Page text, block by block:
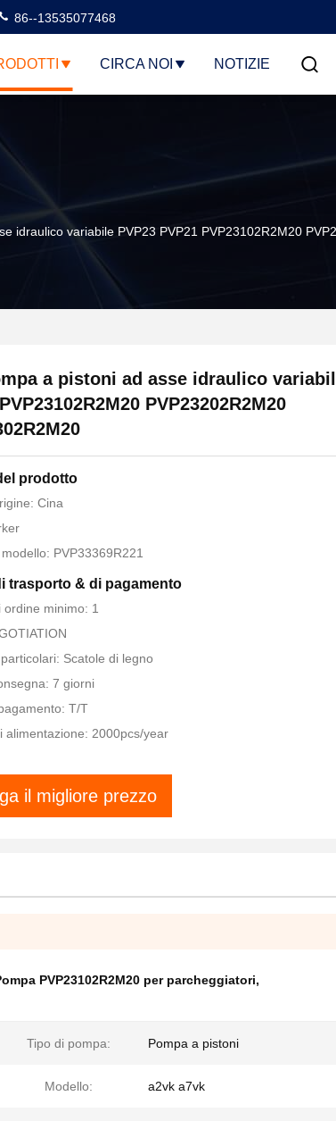
86--13535077468
CIRCA NOI NOTIZIE
idraulico variabile PVP23 PVP21 PVP23102R2M20
a pistoni ad asse idraulico
PVP23202R2M20
prodotto
Cina
PVP33369R221
trasporto & di pagamento
minimo: 1
Scatole di legno
7 giorni
T/T
alimentazione: 2000pcs/year
il migliore prezzo
PVP23102R2M20 per parcheggiatori,
Tipo di pompa: Pompa a pistoni
Modello: a2vk a7vk